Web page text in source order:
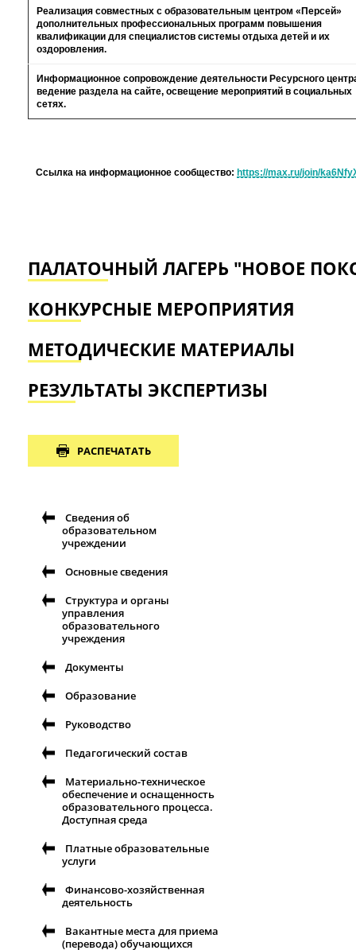
Реализация совместных с образовательным центром «Персей»
дополнительных профессиональных программ повышения
квалификации для специалистов системы отдыха детей и их
оздоровления.
Информационное сопровождение деятельности Ресурсного
ведение раздела на сайте, освещение мероприятий в социальных
сетях.
Ссылка на информационное сообщество: https://max.ru/join/
ПАЛАТОЧНЫЙ ЛАГЕРЬ "НОВОЕ
КОНКУРСНЫЕ МЕРОПРИЯТИЯ
МЕТОДИЧЕСКИЕ МАТЕРИАЛЫ
РЕЗУЛЬТАТЫ ЭКСПЕРТИЗЫ
РАСПЕЧАТАТЬ
Сведения об
образовательном
учреждении
Основные сведения
Структура и органы
управления
образовательного
учреждения
Документы
Образование
Руководство
Педагогический состав
Материально-техническое
обеспечение и оснащенность
образовательного процесса.
Доступная среда
Платные образовательные
услуги
Финансово-хозяйственная
деятельность
Вакантные места для приема
(перевода) обучающихся